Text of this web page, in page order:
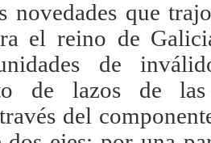
novedades que
el reino de
de
de lazos de
del